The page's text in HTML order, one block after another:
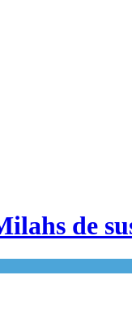
de